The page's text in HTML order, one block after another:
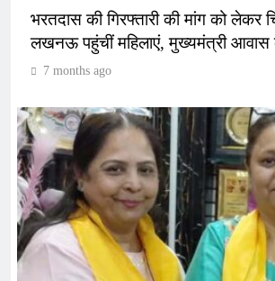
भरतदास की गिरफ्तारी की मांग को लेकर
लखनऊ पहुंचीं महिलाएं, मुख्यमंत्री आवास
7 months ago